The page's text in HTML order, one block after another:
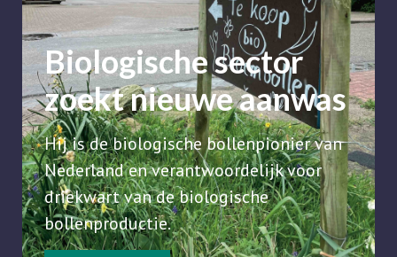
Biologische sector
zoekt nieuwe aanwas
Hij is de biologische bollenpionier van
Nederland en verantwoordelijk voor
driekwart van de biologische
bollenproductie.